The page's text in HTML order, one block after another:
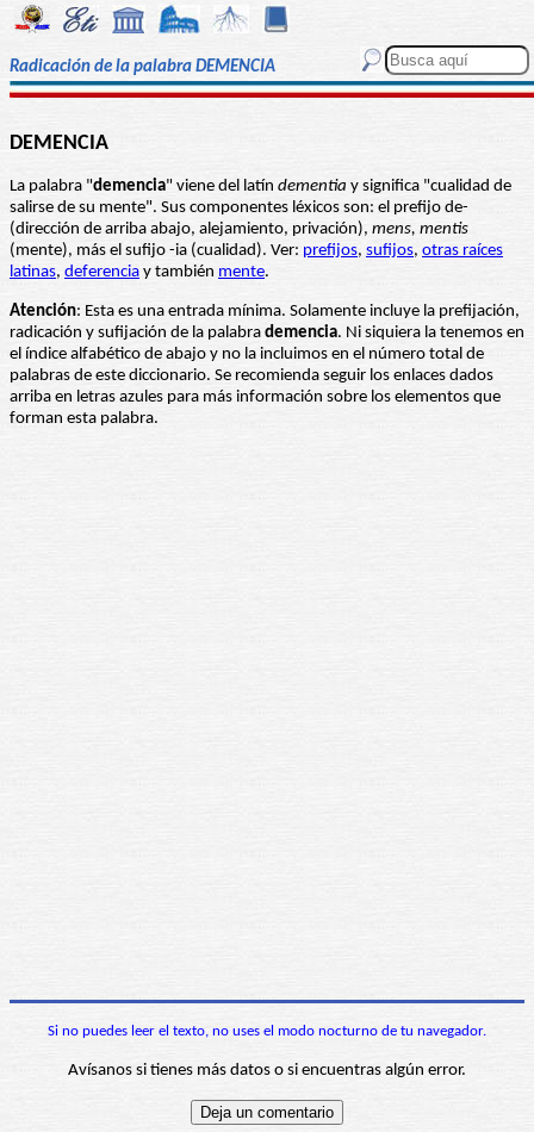
Radicación de la palabra DEMENCIA
DEMENCIA
La palabra "demencia" viene del latín dementia y significa "cualidad de
salirse de su mente". Sus componentes léxicos son: el prefijo de-
(dirección de arriba abajo, alejamiento, privación), mens, mentis
(mente), más el sufijo -ia (cualidad). Ver: prefijos, sufijos, otras raíces
latinas, deferencia y también mente.
Atención: Esta es una entrada mínima. Solamente incluye la prefijación,
radicación y sufijación de la palabra demencia. Ni siquiera la tenemos en
el índice alfabético de abajo y no la incluimos en el número total de
palabras de este diccionario. Se recomienda seguir los enlaces dados
arriba en letras azules para más información sobre los elementos que
forman esta palabra.
Si no puedes leer el texto, no uses el modo nocturno de tu navegador.
Avísanos si tienes más datos o si encuentras algún error.